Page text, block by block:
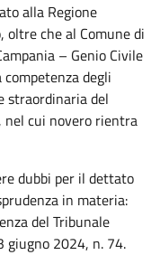
alla Regione
oltre che al Comune di
– Genio Civile
degli
straordinaria del
nel cui novero rientra
dubbi per il dettato
in materia:
del Tribunale
giugno 2024, n. 74.